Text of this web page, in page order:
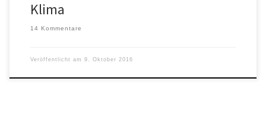
Klima
14 Kommentare
Veröffentlicht am 9. Oktober 2016